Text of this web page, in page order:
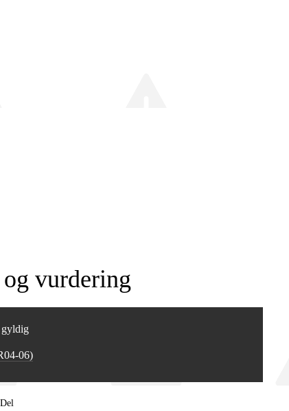
vurdering
gyldig
Del